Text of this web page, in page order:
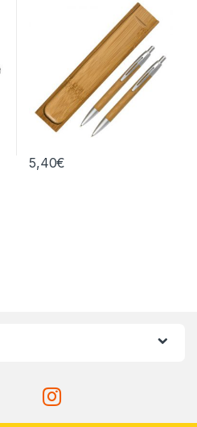
5,40€